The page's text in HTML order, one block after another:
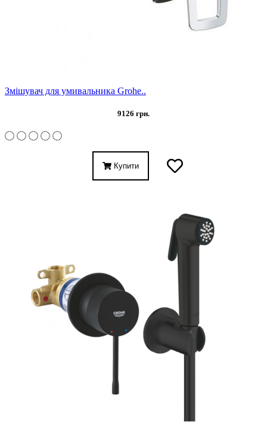
Змішувач для умивальника Grohe..
9126 грн.
Купити